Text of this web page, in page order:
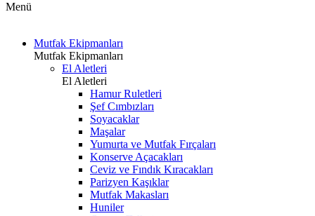
Menü
Mutfak Ekipmanları
Mutfak Ekipmanları
El Aletleri
El Aletleri
Hamur Ruletleri
Şef Cımbızları
Soyacaklar
Maşalar
Yumurta ve Mutfak Fırçaları
Konserve Açacakları
Ceviz ve Fındık Kıracakları
Parizyen Kaşıklar
Mutfak Makasları
Huniler